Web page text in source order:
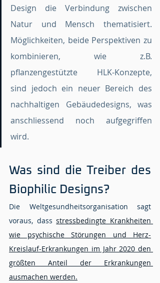
Design die Verbindung zwischen
Natur und Mensch thematisiert.
Möglichkeiten, beide Perspektiven zu
kombinieren, wie z.B.
pflanzengestützte HLK-Konzepte,
sind jedoch ein neuer Bereich des
nachhaltigen Gebäudedesigns, was
anschliessend noch aufgegriffen
wird.
Was sind die Treiber des
Biophilic Designs?
Die Weltgesundheitsorganisation sagt
voraus, dass stressbedingte Krankheiten
wie psychische Störungen und Herz-
Kreislauf-Erkrankungen im Jahr 2020 den
größten Anteil der Erkrankungen
ausmachen werden.